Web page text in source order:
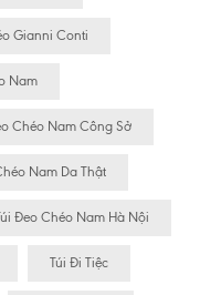
Gianni Conti
Nam
Chéo Nam Công Sở
Nam Da Thật
Đeo Chéo Nam Hà Nội
Túi Đi Tiệc